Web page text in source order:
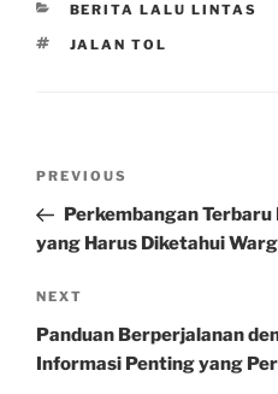
CATEGORIES
BERITA LALU LINTAS
TAGS
JALAN TOL
Previous
Post
PREVIOUS
Perkembangan Terbaru
yang Harus Diketahui
Next
Post
NEXT
Panduan Berperjalanan
Informasi Penting yang